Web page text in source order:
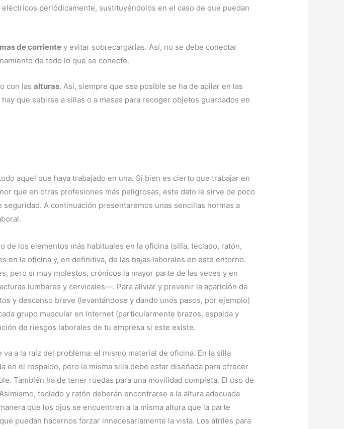
periódicamente, sustituyéndolos en el caso de que puedan
de corriente y evitar sobrecargarlas. Así, no se debe conectar
de todo lo que se conecte.
con lasalturas. Así, siempre que sea posible se ha de apilar en las
que subirse a sillas o a mesas para recoger objetos guardados en
aquel que haya trabajado en una. Si bien es cierto que trabajar en
que en otras profesiones más peligrosas, este dato le sirve de poco
A continuación presentaremos unas sencillas normas a
de los elementos más habituales en la oficina (silla, teclado, ratón,
la oficina y, en definitiva, de las bajas laborales en este entorno.
pero sí muy molestos, crónicos la mayor parte de las veces y en
lumbares y cervicales—. Para aliviar y prevenir la aparición de
y descanso breve (levantándose y dando unos pasos, por ejemplo)
grupo muscular en Internet (particularmente brazos, espalda y
de riesgos laborales de tu empresa si este existe.
a la raíz del problema: el mismo material de oficina. En la silla
en el respaldo, pero la misma silla debe estar diseñada para ofrecer
También ha de tener ruedas para una movilidad completa. El uso de
teclado y ratón deberán encontrarse a la altura adecuada
que los ojos se encuentren a la misma altura que la parte
puedan hacernos forzar innecesariamente la vista. Los atriles para